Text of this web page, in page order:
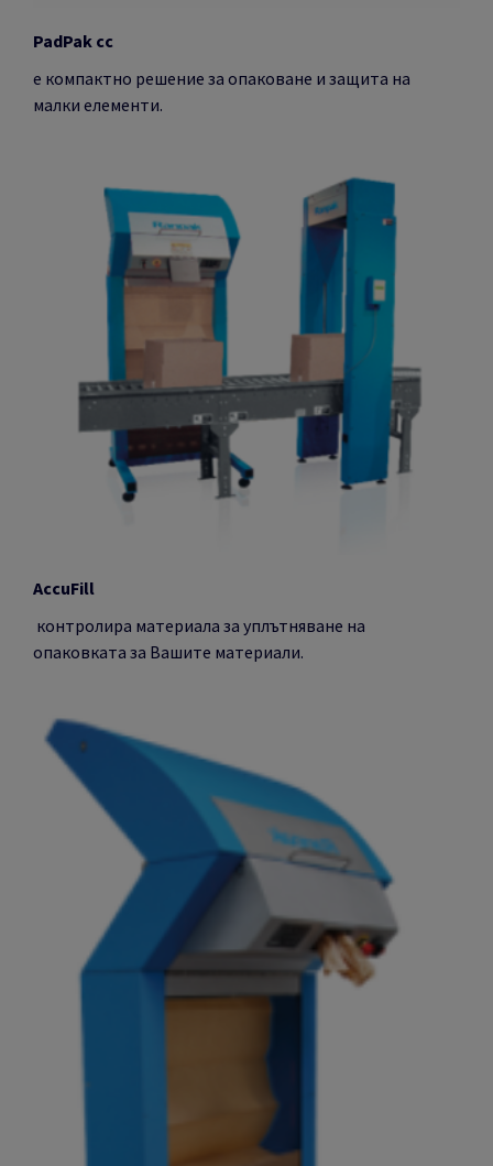
PadPak cc
е компактно решение за опаковане и защита на
малки елементи.
AccuFill
контролира материала за уплътняване на
опаковката за Вашите материали.